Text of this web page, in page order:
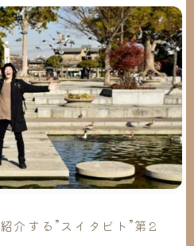
介する”スイタビト”第2